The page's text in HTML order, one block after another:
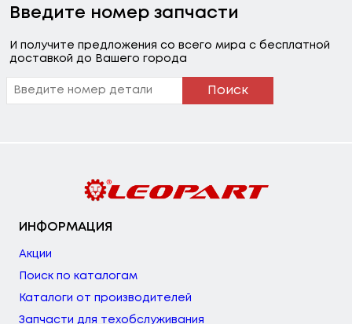
Введите номер запчасти
И получите предложения со всего мира с бесплатной
доставкой до Вашего города
Поиск
ИНФОРМАЦИЯ
Акции
Поиск по каталогам
Каталоги от производителей
Запчасти для техобслуживания